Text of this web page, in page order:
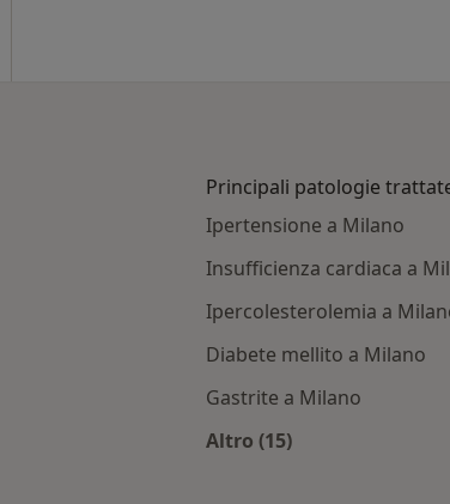
Principali patologie
Ipertensione a Milano
Insufficienza cardiaca a
Ipercolesterolemia a
Diabete mellito a Milano
Gastrite a Milano
Altro (15)